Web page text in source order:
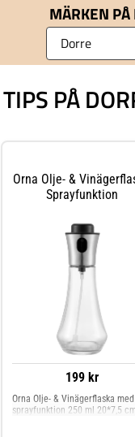
MÄRKEN
PÅ
Orna Olje- &
Sprayfunktion
199 kr
Orna Olje- & Vinägerflaska med
sprayfunktion 250 ml 20*7,5 cm